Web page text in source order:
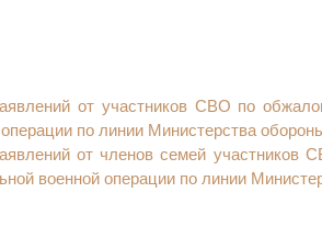
от участников СВО по
по линии Министерства
от членов семей участников
военной операции по линии